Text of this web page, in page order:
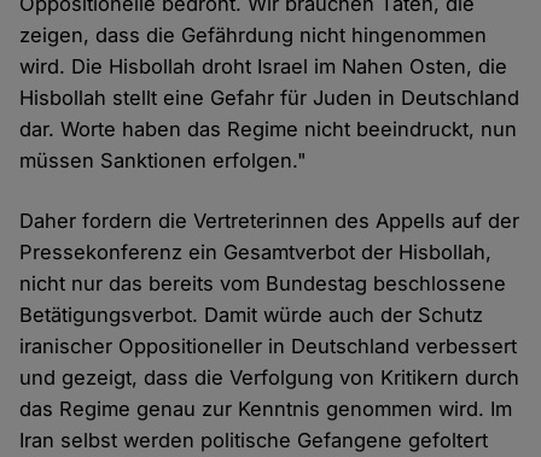
zeigen, dass die Gefährdung nicht hingenommen
wird. Die Hisbollah droht Israel im Nahen Osten, die
Hisbollah stellt eine Gefahr für Juden in Deutschland
dar. Worte haben das Regime nicht beeindruckt, nun
müssen Sanktionen erfolgen."
Daher fordern die Vertreterinnen des Appells auf der
Pressekonferenz ein Gesamtverbot der Hisbollah,
nicht nur das bereits vom Bundestag beschlossene
Betätigungsverbot. Damit würde auch der Schutz
iranischer Oppositioneller in Deutschland verbessert
und gezeigt, dass die Verfolgung von Kritikern durch
das Regime genau zur Kenntnis genommen wird. Im
Iran selbst werden politische Gefangene gefoltert